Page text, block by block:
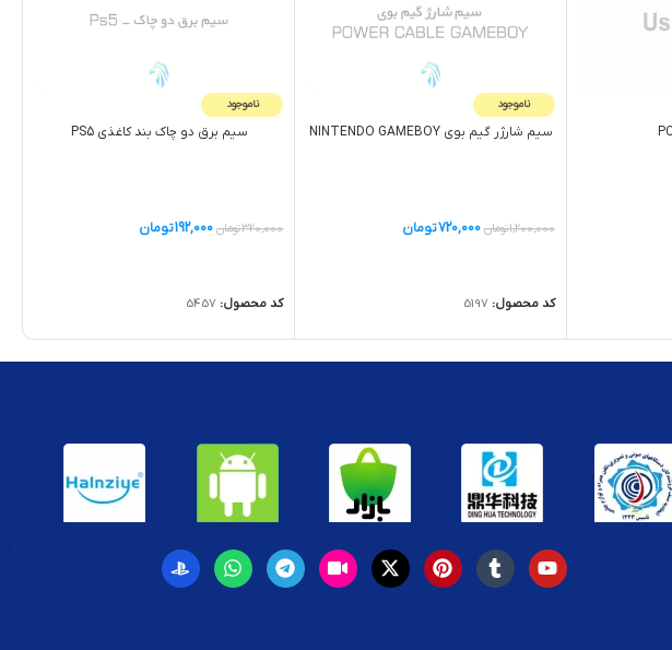
ناموجود
سيم شارژر گیم بوی NINTENDO GAMEBOY
1,200,000تومان 720,000تومان
کد محصول:5197
ناموجود
سيم برق دو چاک بند کاغذی PS5
320,000تومان 192,000تومان
کد محصول: 5457